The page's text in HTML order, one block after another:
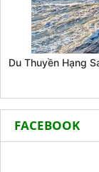
Du Thuyền Hạng
FACEBOOK